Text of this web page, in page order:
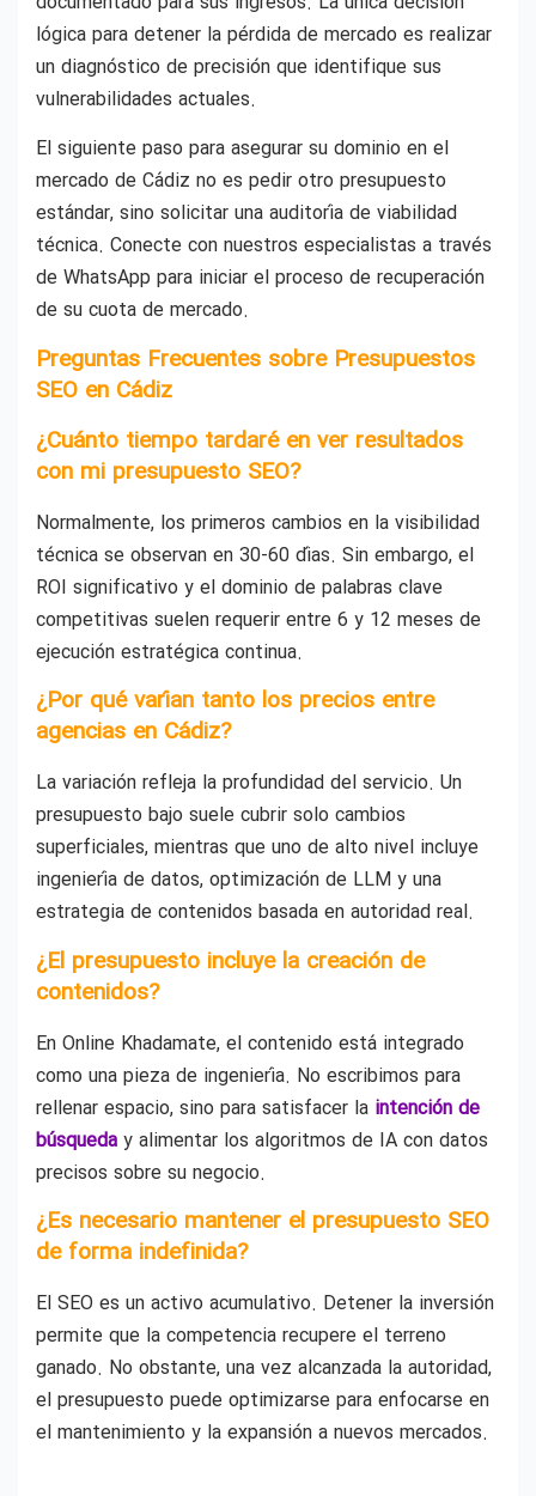
lógica para detener la pérdida de mercado es realizar
un diagnóstico de precisión que identifique sus
vulnerabilidades actuales.
El siguiente paso para asegurar su dominio en el
mercado de Cádiz no es pedir otro presupuesto
estándar, sino solicitar una auditoría de viabilidad
técnica. Conecte con nuestros especialistas a través
de WhatsApp para iniciar el proceso de recuperación
de su cuota de mercado.
Preguntas Frecuentes sobre Presupuestos
SEO en Cádiz
¿Cuánto tiempo tardaré en ver resultados
con mi presupuesto SEO?
Normalmente, los primeros cambios en la visibilidad
técnica se observan en 30-60 días. Sin embargo, el
ROI significativo y el dominio de palabras clave
competitivas suelen requerir entre 6 y 12 meses de
ejecución estratégica continua.
¿Por qué varían tanto los precios entre
agencias en Cádiz?
La variación refleja la profundidad del servicio. Un
presupuesto bajo suele cubrir solo cambios
superficiales, mientras que uno de alto nivel incluye
ingeniería de datos, optimización de LLM y una
estrategia de contenidos basada en autoridad real.
¿El presupuesto incluye la creación de
contenidos?
En Online Khadamate, el contenido está integrado
como una pieza de ingeniería. No escribimos para
rellenar espacio, sino para satisfacer la intención de
búsqueda y alimentar los algoritmos de IA con datos
precisos sobre su negocio.
¿Es necesario mantener el presupuesto SEO
de forma indefinida?
El SEO es un activo acumulativo. Detener la inversión
permite que la competencia recupere el terreno
ganado. No obstante, una vez alcanzada la autoridad,
el presupuesto puede optimizarse para enfocarse en
el mantenimiento y la expansión a nuevos mercados.